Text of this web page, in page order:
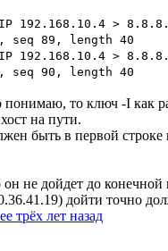
192.168.10.4 >
seq 89, length 40
192.168.10.4 >
seq 90, length 40
понимаю, то ключ -I как
на пути.
быть в первой строке
он не дойдет до
дойти точно
трёх лет назад